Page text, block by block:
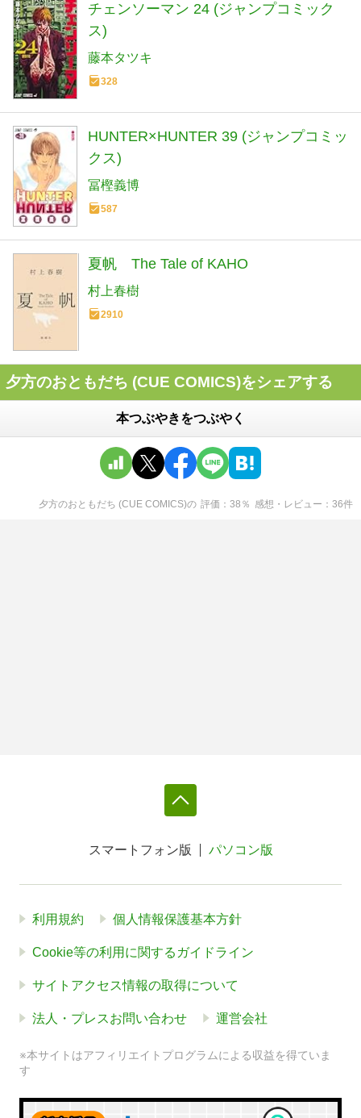
チェンソーマン 24 (ジャンプコミック
ス)
藤本タツキ
328
HUNTER×HUNTER 39 (ジャンプコミッ
クス)
冨樫義博
587
夏帆 The Tale of KAHO
村上春樹
2910
夕方のおともだち (CUE COMICS)をシェアする
本つぶやきをつぶやく
夕方のおともだち (CUE COMICS)の 評価 38 ％ 感想・レビュー 36件
スマートフォン版 パソコン版
利用規約 個人情報保護基本方針
Cookie等の利用に関するガイドライン
サイトアクセス情報の取得について
法人・プレスお問い合わせ 運営会社
※本サイトはアフィリエイトプログラムによる収益を得ていま
す